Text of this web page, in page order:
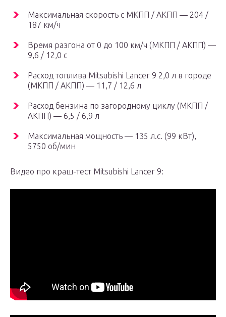
Максимальная скорость с МКПП / АКПП — 204 /
187 км/ч
Время разгона от 0 до 100 км/ч (МКПП / АКПП) —
9,6 / 12,0 с
Расход топлива Mitsubishi Lancer 9 2,0 л в городе
(МКПП / АКПП) — 11,7 / 12,6 л
Расход бензина по загородному циклу (МКПП /
АКПП) — 6,5 / 6,9 л
Максимальная мощность — 135 л.с. (99 кВт),
5750 об/мин
Видео про краш-тест Mitsubishi Lancer 9: